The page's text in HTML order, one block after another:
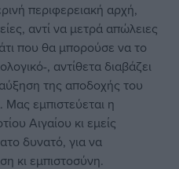
περιφερειακή αρχή,
αντί να μετρά απώλειες
που θα μπορούσε να το
, αντίθετα διαβάζει
της αποδοχής του
Μας εμπιστεύεται η
Αιγαίου κι εμείς
δυνατό, για να
κι εμπιστοσύνη.